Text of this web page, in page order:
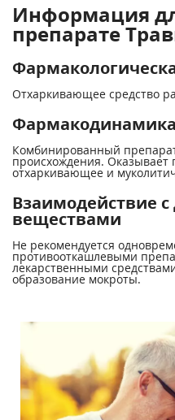
Информация
препарате
Отхаркивающее средство
Фармакодинамика
Комбинированный
происхождения. Оказывает
отхаркивающее и
Взаимодействие
веществами
Не рекомендуется
противооткашлевыми
лекарственными
образование мокроты.